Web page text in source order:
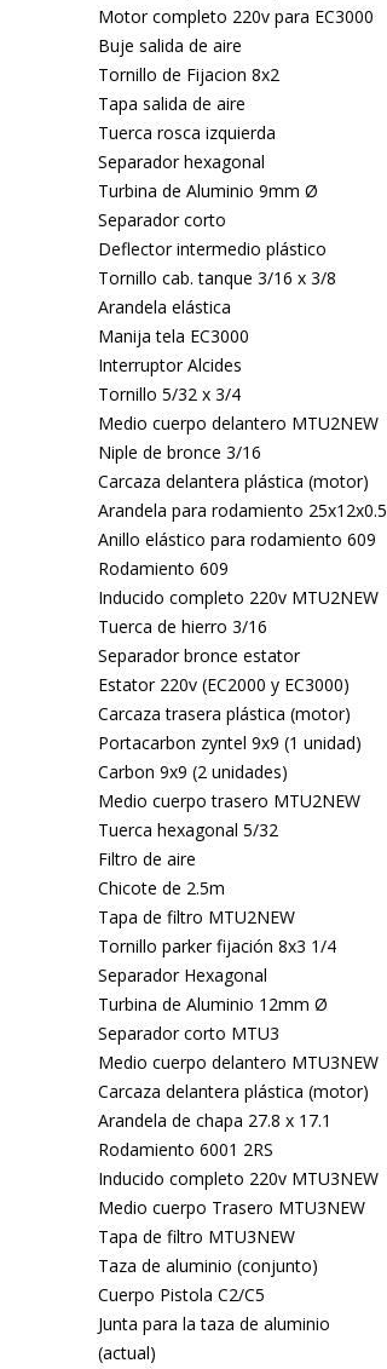
Motor completo 220v para EC3000
Buje salida de aire
Tornillo de Fijacion 8x2
Tapa salida de aire
Tuerca rosca izquierda
Separador hexagonal
Turbina de Aluminio 9mm Ø
Separador corto
Deflector intermedio plástico
Tornillo cab. tanque 3/16 x 3/8
Arandela elástica
Manija tela EC3000
Interruptor Alcides
Tornillo 5/32 x 3/4
Medio cuerpo delantero MTU2NEW
Niple de bronce 3/16
Carcaza delantera plástica (motor)
Arandela para rodamiento 25x12x0.5
Anillo elástico para rodamiento 609
Rodamiento 609
Inducido completo 220v MTU2NEW
Tuerca de hierro 3/16
Separador bronce estator
Estator 220v (EC2000 y EC3000)
Carcaza trasera plástica (motor)
Portacarbon zyntel 9x9 (1 unidad)
Carbon 9x9 (2 unidades)
Medio cuerpo trasero MTU2NEW
Tuerca hexagonal 5/32
Filtro de aire
Chicote de 2.5m
Tapa de filtro MTU2NEW
Tornillo parker fijación 8x3 1/4
Separador Hexagonal
Turbina de Aluminio 12mm Ø
Separador corto MTU3
Medio cuerpo delantero MTU3NEW
Carcaza delantera plástica (motor)
Arandela de chapa 27.8 x 17.1
Rodamiento 6001 2RS
Inducido completo 220v MTU3NEW
Medio cuerpo Trasero MTU3NEW
Tapa de filtro MTU3NEW
Taza de aluminio (conjunto)
Cuerpo Pistola C2/C5
Junta para la taza de aluminio
(actual)